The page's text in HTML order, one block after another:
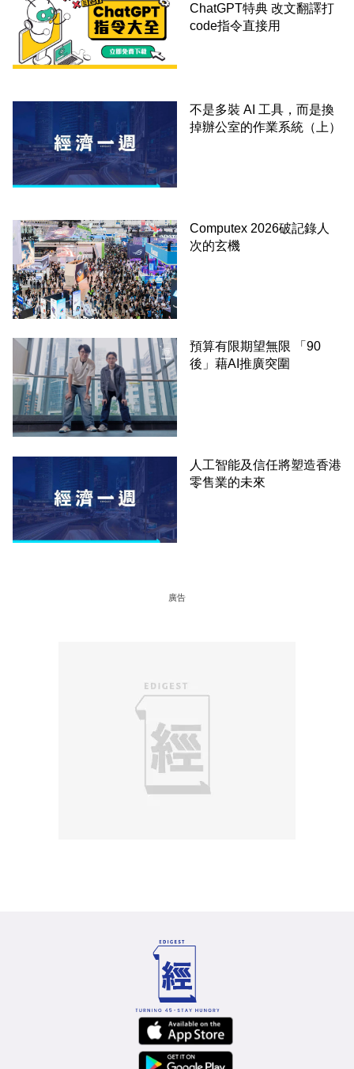
ChatGPT特典 改文翻譯打
code指令直接用
不是多裝 AI 工具，而是換
掉辦公室的作業系統（上）
Computex 2026破記錄人
次的玄機
預算有限期望無限 「90
後」藉AI推廣突圍
人工智能及信任將塑造香港
零售業的未來
廣告